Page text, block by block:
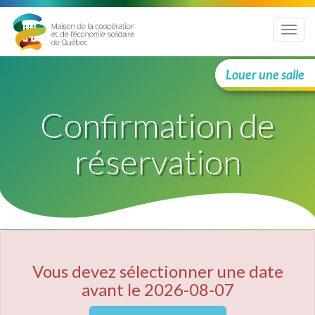
Menu
Louer une salle
Confirmation de
réservation
Vous devez sélectionner une date
avant le 2026-08-07